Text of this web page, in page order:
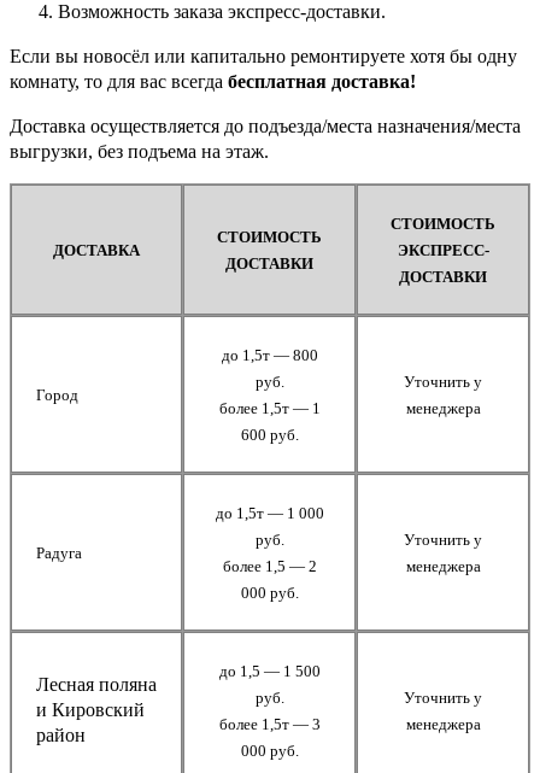
Возможность заказа экспресс-доставки.
Если вы новосёл или капитально ремонтируете хотя бы одну
комнату, то для вас всегда бесплатная доставка!
Доставка осуществляется до подъезда/места назначения/места
выгрузки, без подъема на этаж.
ДОСТАВКА
СТОИМОСТЬ
ДОСТАВКИ
СТОИМОСТЬ
ЭКСПРЕСС-
ДОСТАВКИ
Город
до 1,5т — 800
руб.
более 1,5т — 1
600 руб.
Уточнить у
менеджера
Радуга
до 1,5т — 1 000
руб.
более 1,5 — 2
000 руб.
Уточнить у
менеджера
Лесная поляна
и Кировский
район
до 1,5 — 1 500
руб.
более 1,5т — 3
000 руб.
Уточнить у
менеджера